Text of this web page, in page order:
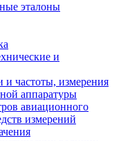
эталоны
и
и частоты, измерения
аппаратуры
авиационного
измерений